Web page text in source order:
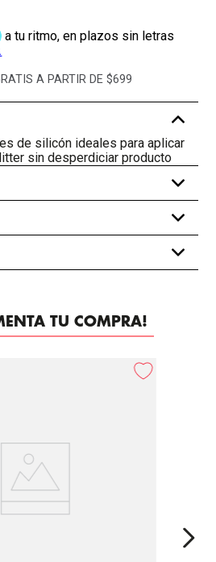
A PARTIR DE $699
-
de silicón ideales para aplicar
sin desperdiciar producto
+
+
+
TU COMPRA!